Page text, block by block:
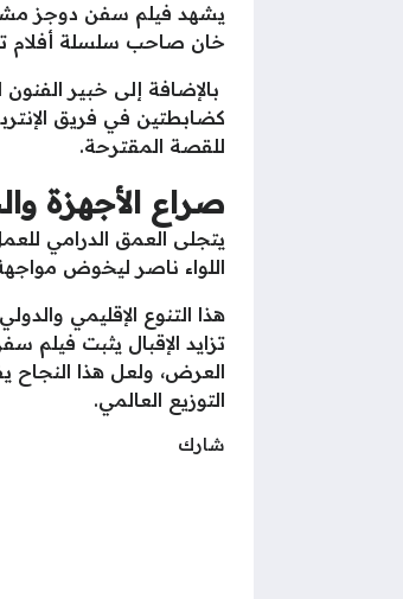
يشهد فيلم سفن دوجز
خان صاحب سلسلة أفلام
بالإضافة إلى خبير
كضابطتين في فريق
للقصة المقترحة.
صراع الأجهزة
يتجلى العمق الدرامي
اللواء ناصر ليخوض
هذا التنوع الإقليمي
تزايد الإقبال يثبت فيلم
العرض، ولعل هذا النجاح
التوزيع العالمي.
شارك